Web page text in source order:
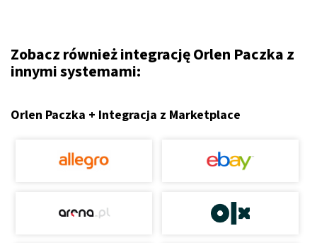
Zobacz również integrację Orlen Paczka z
innymi systemami:
Orlen Paczka + Integracja z Marketplace